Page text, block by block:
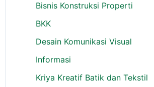
Bisnis Konstruksi Properti
BKK
Desain Komunikasi Visual
Informasi
Kriya Kreatif Batik dan Tekstil